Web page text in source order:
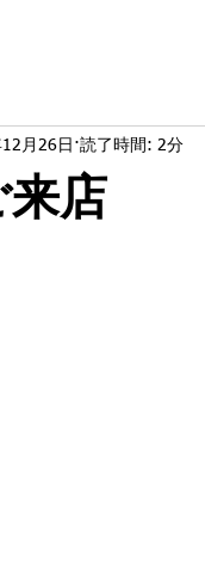
店
月26日 読了時間: 2分